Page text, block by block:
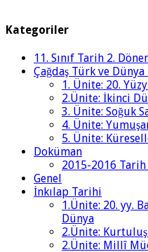
Kategoriler
11. Sınıf Tarih 2.
Çağdaş Türk ve
1. Ünite: 20.
2.Ünite: İkinci
3. Ünite: Soğuk
4. Ünite:
5. Ünite:
Doküman
2015-2016 Tarih
Genel
İnkılap Tarihi
1.Ünite: 20. yy.
Dünya
2.Ünite: Kurtuluş
2.Ünite: Millî